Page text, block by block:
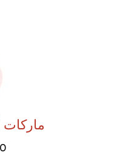
ماركات